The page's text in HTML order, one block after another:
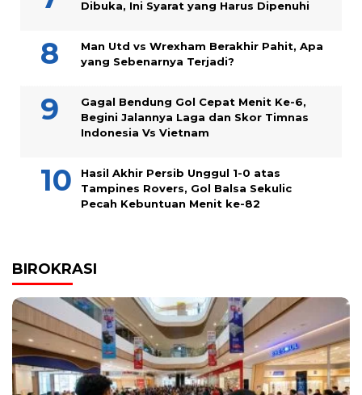
Dibuka, Ini Syarat yang Harus Dipenuhi
Man Utd vs Wrexham Berakhir Pahit, Apa
yang Sebenarnya Terjadi?
Gagal Bendung Gol Cepat Menit Ke-6,
Begini Jalannya Laga dan Skor Timnas
Indonesia Vs Vietnam
Hasil Akhir Persib Unggul 1-0 atas
Tampines Rovers, Gol Balsa Sekulic
Pecah Kebuntuan Menit ke-82
BIROKRASI